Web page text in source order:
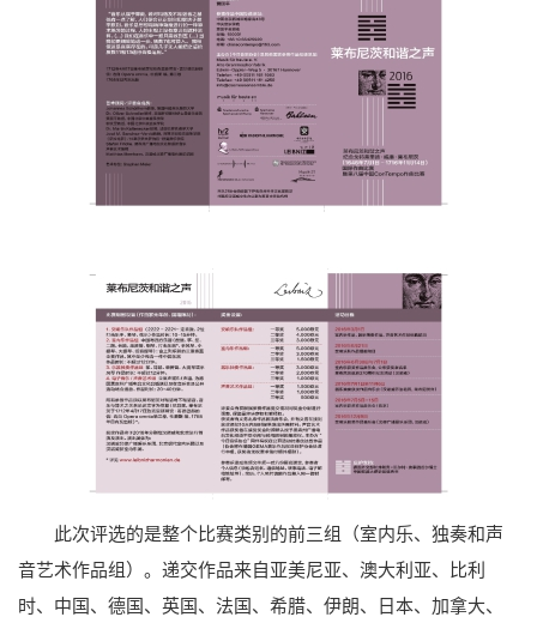
此次评选的是整个比赛类别的前三组（室内乐、独奏和声
音艺术作品组）。递交作品来自亚美尼亚、澳大利亚、比利
时、中国、德国、英国、法国、希腊、伊朗、日本、加拿大、